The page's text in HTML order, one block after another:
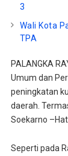
3
Wali Kota
TPA
PALANGKA
Umum dan
peningkatan
daerah.
Soekarno
Seperti pada